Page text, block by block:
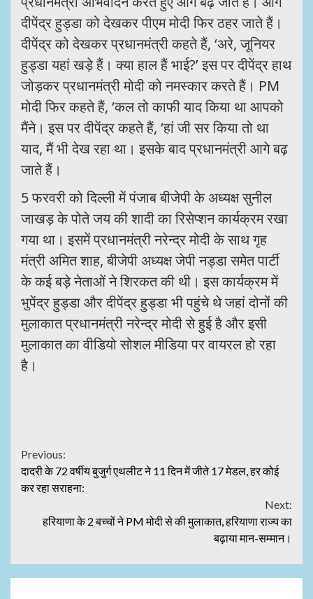
दीपेंद्र हुड्डा को देखकर पीएम मोदी फिर ठहर जाते हैं।
दीपेंद्र को देखकर प्रधानमंत्री कहते हैं, ‘अरे, जूनियर
हुड्डा यहां खड़े हैं। क्या हाल हैं भाई?’ इस पर दीपेंद्र हाथ
जोड़कर प्रधानमंत्री मोदी को नमस्कार करते हैं। PM
मोदी फिर कहते हैं, ‘कल तो काफी याद किया था आपको
मैंने। इस पर दीपेंद्र कहते हैं, ‘हां जी सर किया तो था
याद, मैं भी देख रहा था। इसके बाद प्रधानमंत्री आगे बढ़
जाते हैं।
5 फरवरी को दिल्ली में पंजाब बीजेपी के अध्यक्ष सुनील
जाखड़ के पोते जय की शादी का रिसेप्शन कार्यक्रम रखा
गया था। इसमें प्रधानमंत्री नरेन्द्र मोदी के साथ गृह
मंत्री अमित शाह, बीजेपी अध्यक्ष जेपी नड्डा समेत पार्टी
के कई बड़े नेताओं ने शिरकत की थी। इस कार्यक्रम में
भुपेंद्र हुड्डा और दीपेंद्र हुड्डा भी पहुंचे थे जहां दोनों की
मुलाकात प्रधानमंत्री नरेन्द्र मोदी से हुई है और इसी
मुलाकात का वीडियो सोशल मीडिया पर वायरल हो रहा
है।
Continue
Reading
Previous:
दादरी के 72 वर्षीय बुजुर्ग एथलीट ने 11 दिन में जीते 17 मेडल, हर कोई
कर रहा सराहना:
Next:
हरियाणा के 2 बच्चों ने PM मोदी से की मुलाकात, हरियाणा राज्य का
बढ़ाया मान-सम्मान।